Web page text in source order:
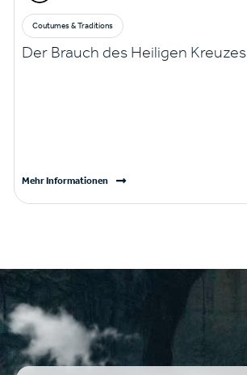
Coutumes & Traditions
Der Brauch des Heiligen Kreuzes
Mehr Informationen